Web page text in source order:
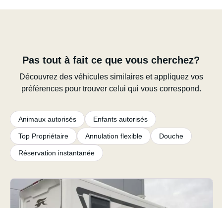
Pas tout à fait ce que vous cherchez?
Découvrez des véhicules similaires et appliquez vos
préférences pour trouver celui qui vous correspond.
Animaux autorisés Enfants autorisés
Top Propriétaire Annulation flexible Douche
Réservation instantanée